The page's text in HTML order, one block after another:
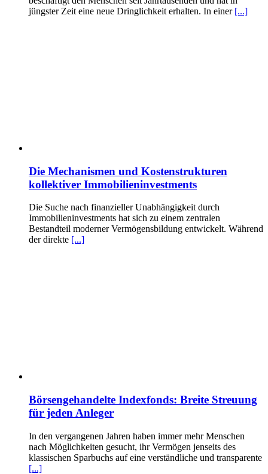
jüngster Zeit eine neue Dringlichkeit erhalten. In einer [...]
Die Mechanismen und Kostenstrukturen
kollektiver Immobilieninvestments
Die Suche nach finanzieller Unabhängigkeit durch
Immobilieninvestments hat sich zu einem zentralen
Bestandteil moderner Vermögensbildung entwickelt. Während
der direkte [...]
Börsengehandelte Indexfonds: Breite Streuung
für jeden Anleger
In den vergangenen Jahren haben immer mehr Menschen
nach Möglichkeiten gesucht, ihr Vermögen jenseits des
klassischen Sparbuchs auf eine verständliche und transparente
[...]